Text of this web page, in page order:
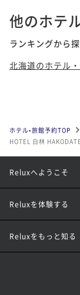
他のホテ
ランキングから
北海道のホテル
ホテル•旅館予約TOP
HOTEL 白林
Reluxへようこそ
Reluxを体験する
Reluxをもっと知る